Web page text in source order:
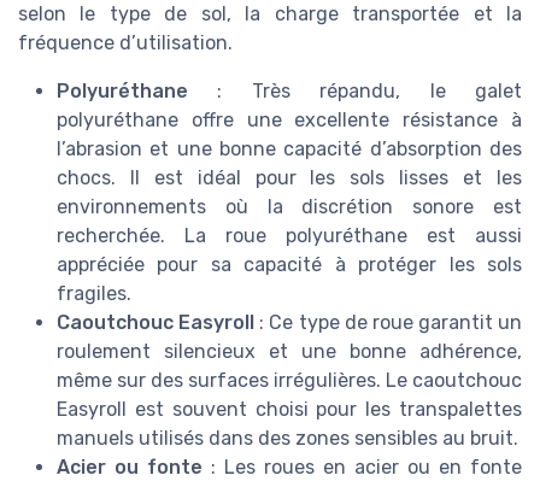
selon le type de sol, la charge transportée et la
fréquence d’utilisation.
Polyuréthane : Très répandu, le galet
polyuréthane offre une excellente résistance à
l’abrasion et une bonne capacité d’absorption des
chocs. Il est idéal pour les sols lisses et les
environnements où la discrétion sonore est
recherchée. La roue polyuréthane est aussi
appréciée pour sa capacité à protéger les sols
fragiles.
Caoutchouc Easyroll : Ce type de roue garantit un
roulement silencieux et une bonne adhérence,
même sur des surfaces irrégulières. Le caoutchouc
Easyroll est souvent choisi pour les transpalettes
manuels utilisés dans des zones sensibles au bruit.
Acier ou fonte : Les roues en acier ou en fonte